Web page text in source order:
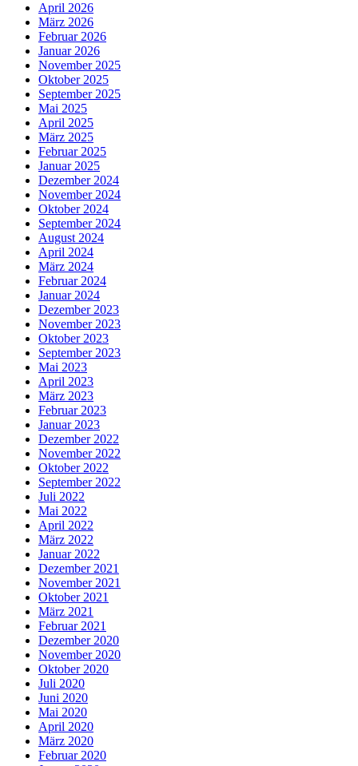
April 2026
März 2026
Februar 2026
Januar 2026
November 2025
Oktober 2025
September 2025
Mai 2025
April 2025
März 2025
Februar 2025
Januar 2025
Dezember 2024
November 2024
Oktober 2024
September 2024
August 2024
April 2024
März 2024
Februar 2024
Januar 2024
Dezember 2023
November 2023
Oktober 2023
September 2023
Mai 2023
April 2023
März 2023
Februar 2023
Januar 2023
Dezember 2022
November 2022
Oktober 2022
September 2022
Juli 2022
Mai 2022
April 2022
März 2022
Januar 2022
Dezember 2021
November 2021
Oktober 2021
März 2021
Februar 2021
Dezember 2020
November 2020
Oktober 2020
Juli 2020
Juni 2020
Mai 2020
April 2020
März 2020
Februar 2020